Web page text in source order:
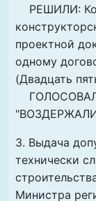
РЕШИЛИ:
проектной
одному
(Двадцать
3. Выдача
технически
Министра